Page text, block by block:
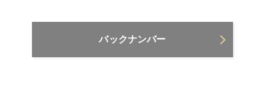
バックナンバー